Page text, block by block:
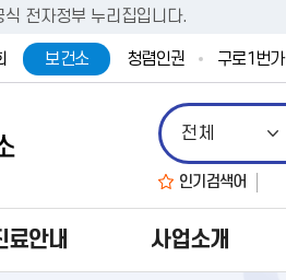
전자정부 누리집입니다.
보건소 청렴인권 구로1번가
인기검색어
료안내 사업소개